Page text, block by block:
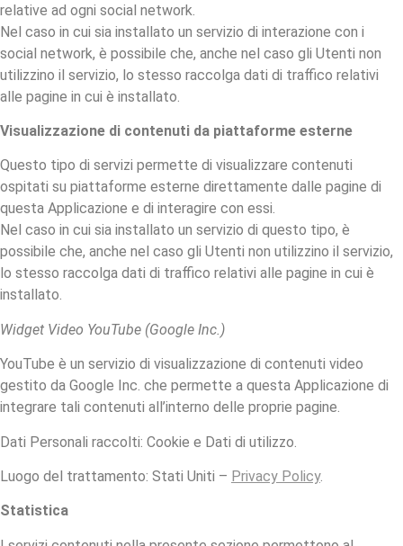
relative ad ogni social network.
Nel caso in cui sia installato un servizio di interazione con i
social network, è possibile che, anche nel caso gli Utenti non
utilizzino il servizio, lo stesso raccolga dati di traffico relativi
alle pagine in cui è installato.
Visualizzazione di contenuti da piattaforme esterne
Questo tipo di servizi permette di visualizzare contenuti
ospitati su piattaforme esterne direttamente dalle pagine di
questa Applicazione e di interagire con essi.
Nel caso in cui sia installato un servizio di questo tipo, è
possibile che, anche nel caso gli Utenti non utilizzino il servizio,
lo stesso raccolga dati di traffico relativi alle pagine in cui è
installato.
Widget Video YouTube (Google Inc.)
YouTube è un servizio di visualizzazione di contenuti video
gestito da Google Inc. che permette a questa Applicazione di
integrare tali contenuti all’interno delle proprie pagine.
Dati Personali raccolti: Cookie e Dati di utilizzo.
Luogo del trattamento: Stati Uniti – Privacy Policy.
Statistica